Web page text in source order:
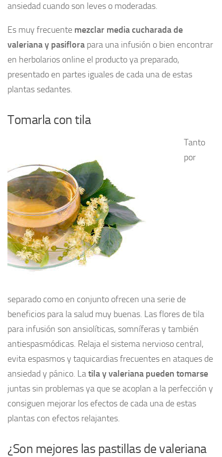
ansiedad cuando son leves o moderadas.
Es muy frecuente mezclar media cucharada de
valeriana y pasiflora para una infusión o bien encontrar
en herbolarios online el producto ya preparado,
presentado en partes iguales de cada una de estas
plantas sedantes.
Tomarla con tila
Tanto
por
separado como en conjunto ofrecen una serie de
beneficios para la salud muy buenas. Las flores de tila
para infusión son ansiolíticas, somníferas y también
antiespasmódicas. Relaja el sistema nervioso central,
evita espasmos y taquicardias frecuentes en ataques de
ansiedad y pánico. Latila y valeriana pueden tomarse
juntas sin problemas ya que se acoplan a la perfección y
consiguen mejorar los efectos de cada una de estas
plantas con efectos relajantes.
¿Son mejores las pastillas de valeriana